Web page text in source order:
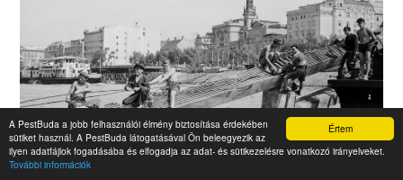
Értem
A PestBuda a jobb felhasználói élmény biztosítása érdekében
sütiket használ. A PestBuda látogatásával Ön beleegyezik az
ilyen adatfájlok fogadásába és elfogadja az adat- és sütikezelésre vonatkozó irányelveket.
További információk